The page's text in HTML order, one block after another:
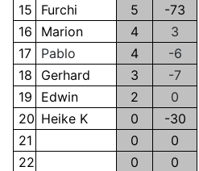
15
Furchi 5
-73
16
Marion 4
3
17
Pablo 4
-6
18
Gerhard 3
-7
19
Edwin 2
0
20 Heike K 0
-30
21
0
0
22
0
0